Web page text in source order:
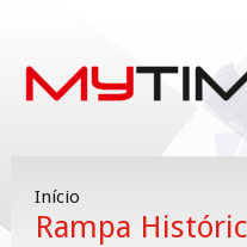
Início
Rampa